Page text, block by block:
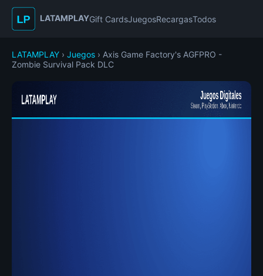
LATAMPLAYGift CardsJuegosRecargasTodos
LATAMPLAY › Juegos › Axis Game Factory's AGFPRO -
Zombie Survival Pack DLC